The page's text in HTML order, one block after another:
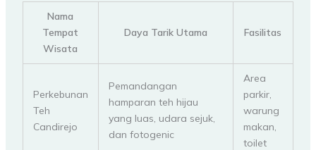
Nama
Tempat
Wisata
Daya Tarik Utama Fasilitas
Perkebunan
Teh
Candirejo
Pemandangan
hamparan teh hijau
yang luas, udara sejuk,
dan fotogenic
Area
parkir,
warung
makan,
toilet